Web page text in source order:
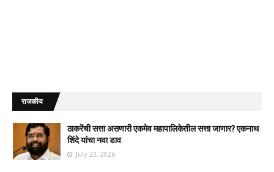
राजकीय
ठाकरेंची सत्ता असणारी एकमेव महापालिकेतील सत्ता जाणार? एकनाथ
शिंदे यांचा नवा डाव
July 23, 2026